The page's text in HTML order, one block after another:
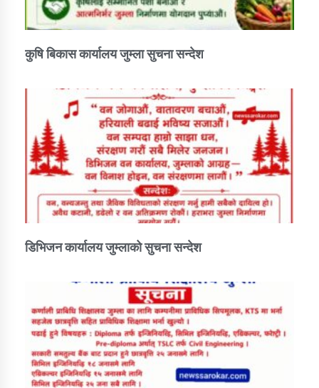
कार्यक्रम कार्यान्वयन एकाई जुम्लाको सुचना
कर्णाली प्राविधि शिक्षालय जुम्लाको सुचना
कुषि बिकास कार्यालय जुम्ला सुचना सन्देश
डिभिजन कार्यालय जुम्लाको सुचना सन्देश